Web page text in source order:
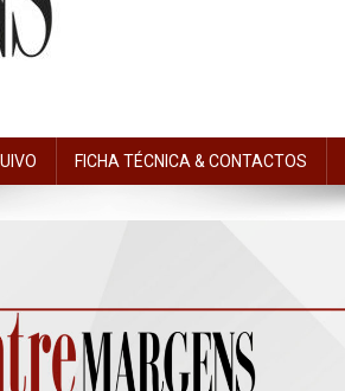
FICHA TÉCNICA & CONTACTOS